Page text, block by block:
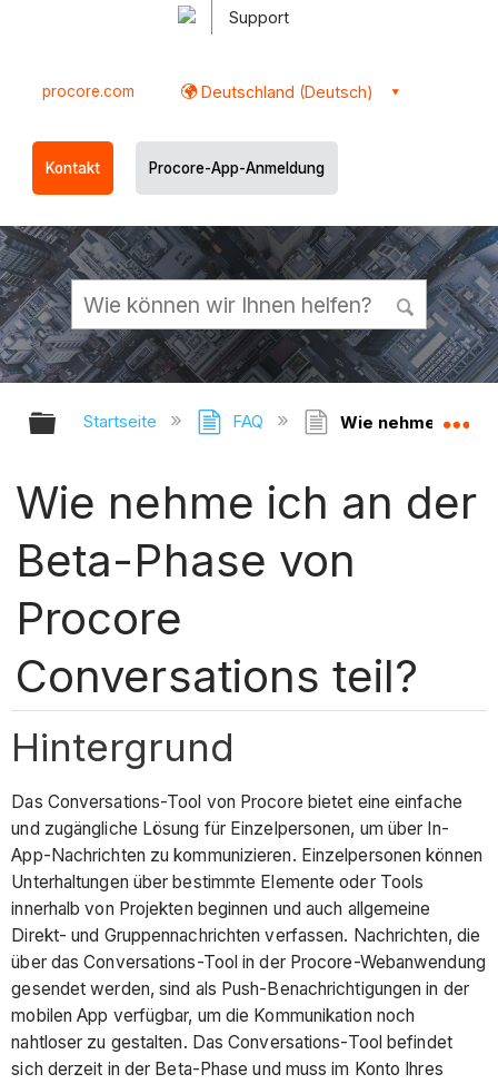
Support
procore.com Deutschland (Deutsch)
Kontakt Procore-App-Anmeldung
Globale Hierarchie auf- und
Startseite FAQ Wie nehme ich
Wie nehme ich an der
Beta-Phase von
Procore
Conversations teil?
Hintergrund
Das Conversations-Tool von Procore bietet eine einfache
und zugängliche Lösung für Einzelpersonen, um über In-
App-Nachrichten zu kommunizieren. Einzelpersonen können
Unterhaltungen über bestimmte Elemente oder Tools
innerhalb von Projekten beginnen und auch allgemeine
Direkt- und Gruppennachrichten verfassen. Nachrichten, die
über das Conversations-Tool in der Procore-Webanwendung
gesendet werden, sind als Push-Benachrichtigungen in der
mobilen App verfügbar, um die Kommunikation noch
nahtloser zu gestalten. Das Conversations-Tool befindet
sich derzeit in der Beta-Phase und muss im Konto Ihres